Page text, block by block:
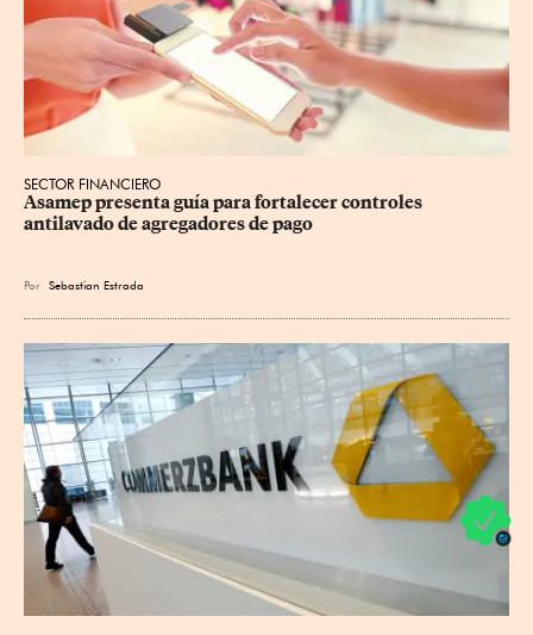
SECTOR FINANCIERO
Asamep presenta guía para fortalecer controles
antilavado de agregadores de pago
Por Sebastian Estrada